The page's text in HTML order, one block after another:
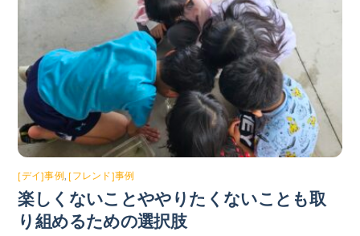
[デイ]事例 [フレンド]事例
楽しくないことややりたくないことも取
り組めるための選択肢